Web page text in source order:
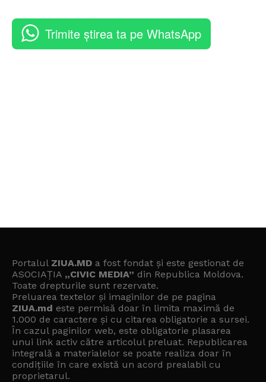
Trimite știrea ta pe WhatsApp
Portalul ZIUA.MD a fost fondat și este gestionat de
ASOCIAȚIA „CIVIC MEDIA” din Republica Moldova.
Toate drepturile sunt rezervate.
Preluarea textelor și imaginilor de pe pagina
ZIUA.md este permisă doar în limita maximă de
1.000 de caractere și cu citarea obligatorie a sursei.
În cazul paginilor web, este obligatorie plasarea
unui link activ către articolul preluat. Republicarea
integrală a materialelor se poate realiza doar în
condițiile în care există un acord prealabil cu
proprietarul.